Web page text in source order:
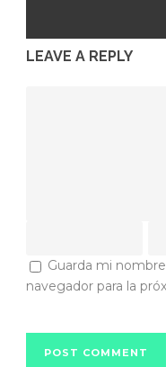
LEAVE A REPLY
Guarda mi
navegador para la